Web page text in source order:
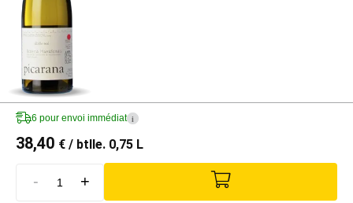
6 pour envoi immédiat i
38,40 € / btlle. 0,75 L
- +